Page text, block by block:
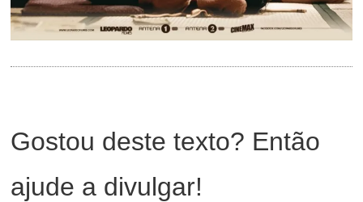
Gostou deste texto? Então
ajude a divulgar!